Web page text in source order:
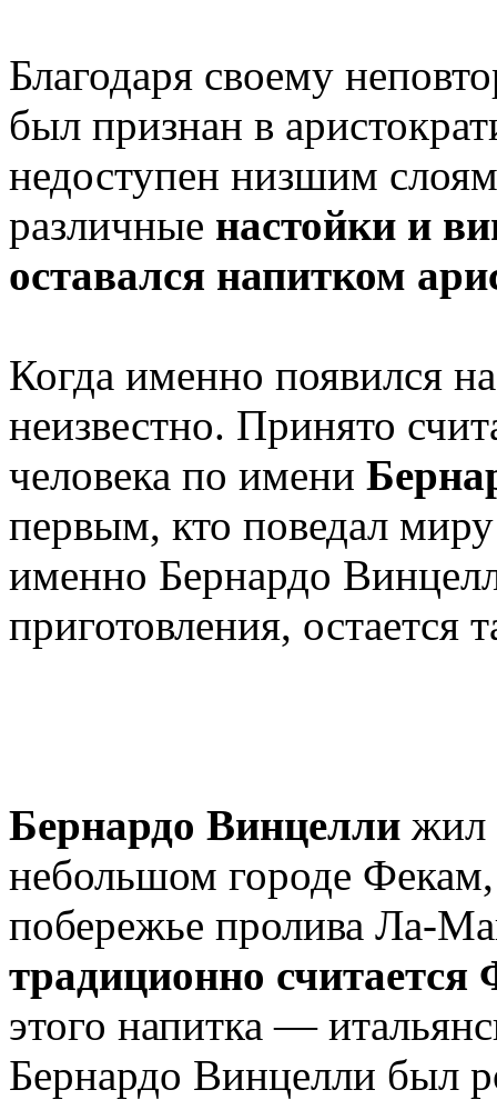
Благодаря своему
был признан в
недоступен низшим
различные настойки и
оставался напитком
Когда именно появился
неизвестно. Принято
человека по имени
первым, кто поведал
именно Бернардо
приготовления, остается
Бернардо Винцелли жил
небольшом городе Фекам,
побережье пролива Ла-
традиционно
этого напитка —
Бернардо Винцелли был